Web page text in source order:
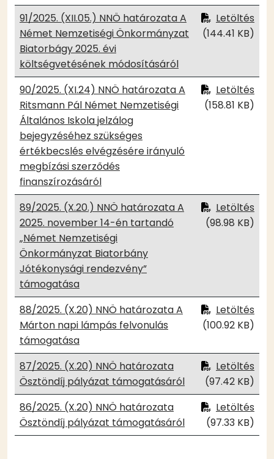
91/2025. (XII.05.) NNÖ határozata A
Német Nemzetiségi Önkormányzat
Biatorbágy 2025. évi
költségvetésének módosításáról
Letöltés
(144.41 KB)
90/2025. (XI.24) NNÖ határozata A
Ritsmann Pál Német Nemzetiségi
Általános Iskola jelzálog
bejegyzéséhez szükséges
értékbecslés elvégzésére irányuló
megbízási szerződés
finanszírozásáról
Letöltés
(158.81 KB)
89/2025. (X.20.) NNÖ határozata A
2025. november 14-én tartandó
„Német Nemzetiségi
Önkormányzat Biatorbány
Jótékonysági rendezvény”
támogatása
Letöltés
(98.98 KB)
88/2025. (X.20) NNÖ határozata A
Márton napi lámpás felvonulás
támogatása
Letöltés
(100.92 KB)
87/2025. (X.20) NNÖ határozata
Ösztöndíj pályázat támogatásáról
Letöltés
(97.42 KB)
86/2025. (X.20) NNÖ határozata
Ösztöndíj pályázat támogatásáról
Letöltés
(97.33 KB)